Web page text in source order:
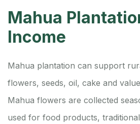
Mahua
Income
Mahua plantation can support
flowers, seeds, oil, cake and
Mahua flowers are collected
used for food products,